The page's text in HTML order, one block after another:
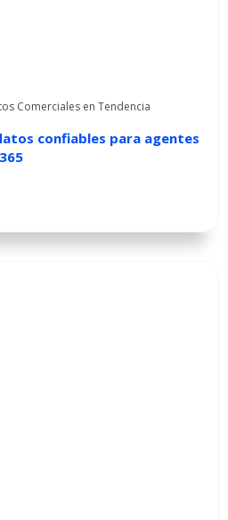
Comerciales en Tendencia
confiables para agentes